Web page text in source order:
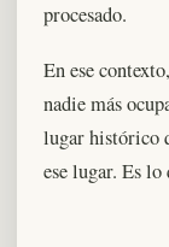
procesado.
En ese
nadie más
lugar histórico
ese lugar. Es lo